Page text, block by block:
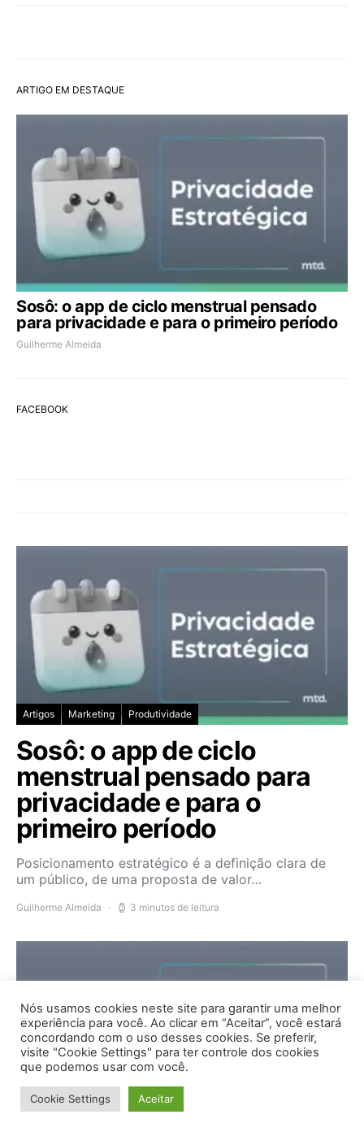
ARTIGO EM DESTAQUE
Sosô: o app de ciclo menstrual pensado
para privacidade e para o primeiro período
Guilherme Almeida
FACEBOOK
Artigos Marketing Produtividade
Sosô: o app de ciclo
menstrual pensado para
privacidade e para o
primeiro período
Posicionamento estratégico é a definição clara de
um público, de uma proposta de valor…
Guilherme Almeida 3 minutos de leitura
Métricas
Nós usamos cookies neste site para garantir uma melhor
experiência para você. Ao clicar em “Aceitar”, você estará
concordando com o uso desses cookies. Se preferir,
visite "Cookie Settings" para ter controle dos cookies
que podemos usar com você.
Cookie Settings Aceitar